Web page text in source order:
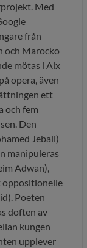
Med
från
och Marocko
mötas i Aix
opera, även
ett
och fem
Den
Jebali)
manipuleras
Adwan),
oppositionelle
Poeten
doften av
kungen
upplever